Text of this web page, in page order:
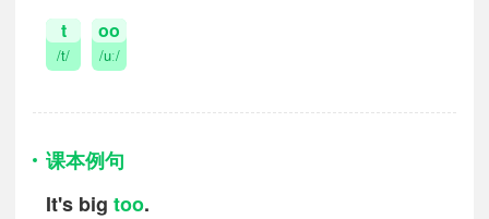
t
/t/
oo
/uː/
课本例句
It's big too.